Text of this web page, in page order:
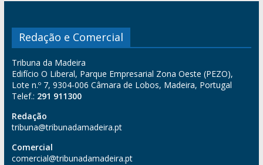
Redação e Comercial
Tribuna da Madeira
Edifício O Liberal, Parque Empresarial Zona Oeste (PEZO),
Lote n.º 7, 9304-006 Câmara de Lobos, Madeira, Portugal
Telef.: 291 911300
Redação
tribuna@tribunadamadeira.pt
Comercial
comercial@tribunadamadeira.pt